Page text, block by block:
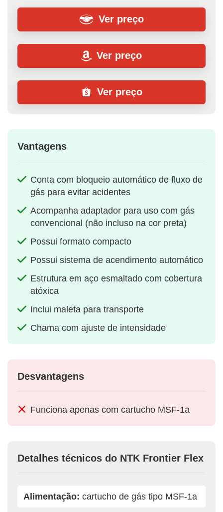
Ver preço
Ver preço
Ver preço
Vantagens
Conta com bloqueio automático de fluxo de
gás para evitar acidentes
Acompanha adaptador para uso com gás
convencional (não incluso na cor preta)
Possui formato compacto
Possui sistema de acendimento automático
Estrutura em aço esmaltado com cobertura
atóxica
Inclui maleta para transporte
Chama com ajuste de intensidade
Desvantagens
Funciona apenas com cartucho MSF-1a
Detalhes técnicos do NTK Frontier Flex
Alimentação: cartucho de gás tipo MSF-1a